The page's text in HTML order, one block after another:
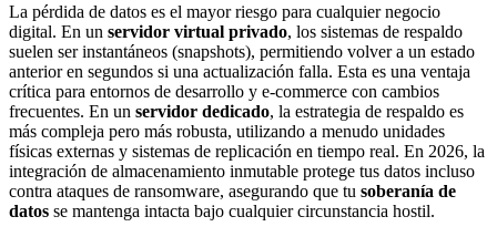
La pérdida de datos es el mayor riesgo para cualquier negocio
digital. En un servidor virtual privado, los sistemas de respaldo
suelen ser instantáneos (snapshots), permitiendo volver a un estado
anterior en segundos si una actualización falla. Esta es una ventaja
crítica para entornos de desarrollo y e-commerce con cambios
frecuentes. En un servidor dedicado, la estrategia de respaldo es
más compleja pero más robusta, utilizando a menudo unidades
físicas externas y sistemas de replicación en tiempo real. En 2026, la
integración de almacenamiento inmutable protege tus datos incluso
contra ataques de ransomware, asegurando que tu soberanía de
datos se mantenga intacta bajo cualquier circunstancia hostil.